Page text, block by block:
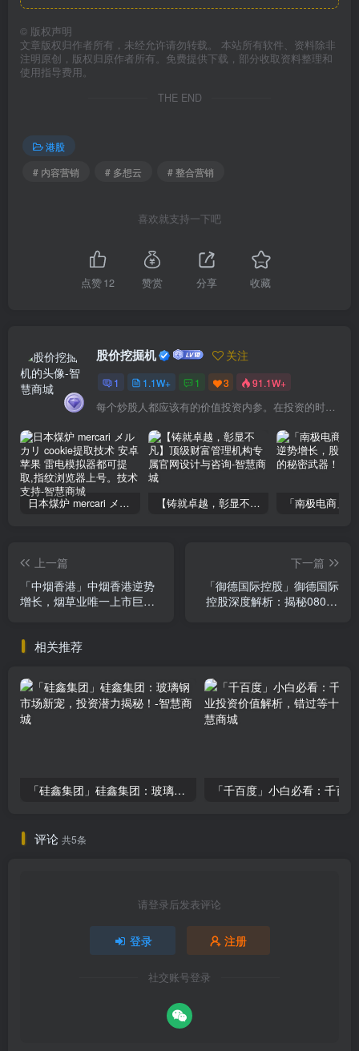
© 版权声明
文章版权归作者所有，未经允许请勿转载。 本站所有软件、资料除非
注明原创，版权归原作者所有。免费提供下载，部分收取资料整理和
使用指导费用。
THE END
港股
# 内容营销
# 多想云 # 整合营销
喜欢就支持一下吧
点赞12 赞赏 分享 收藏
股价挖掘机 关注
1 1.1W+ 1 3 91.1W+
每个炒股人都应该有的价值投资内参。在投资的时候，我们把自己看成是企业分析师——而不是市场分析师，也不是宏观经济分析师，更不是证券分析师。
日本煤炉 mercari メルカリ cookie提取技术 安卓 苹果 雷电模拟器都可提取,指纹浏览器上号。技术支持 【铸就卓越，彰显不凡】顶级财富管理机构专属官网设计与咨询
上一篇
「中烟香港」中烟香港逆势
增长，烟草业唯一上市巨头
下一篇
「御德国际控股」御德国际
控股深度解析：揭秘08048
相关推荐
「硅鑫集团」硅鑫集团：玻璃钢市场新宠，投资潜力揭秘！
评论 共5条
请登录后发表评论
登录 注册
社交账号登录